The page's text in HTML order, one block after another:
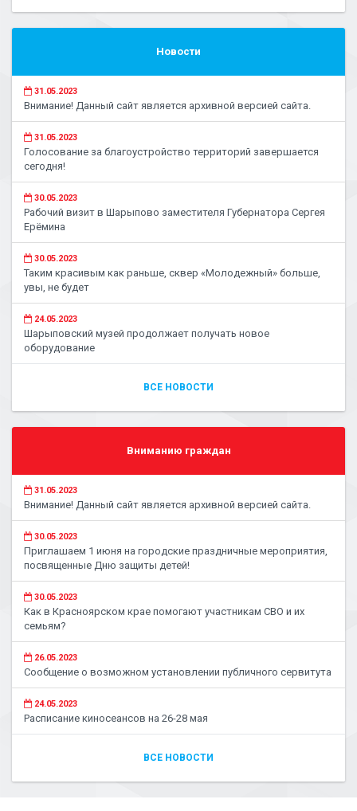
Новости
31.05.2023
Внимание! Данный сайт является архивной версией сайта.
31.05.2023
Голосование за благоустройство территорий завершается
сегодня!
30.05.2023
Рабочий визит в Шарыпово заместителя Губернатора Сергея
Ерёмина
30.05.2023
Таким красивым как раньше, сквер «Молодежный» больше,
увы, не будет
24.05.2023
Шарыповский музей продолжает получать новое
оборудование
ВСЕ НОВОСТИ
Вниманию граждан
31.05.2023
Внимание! Данный сайт является архивной версией сайта.
30.05.2023
Приглашаем 1 июня на городские праздничные мероприятия,
посвященные Дню защиты детей!
30.05.2023
Как в Красноярском крае помогают участникам СВО и их
семьям?
26.05.2023
Сообщение о возможном установлении публичного сервитута
24.05.2023
Расписание киносеансов на 26-28 мая
ВСЕ НОВОСТИ